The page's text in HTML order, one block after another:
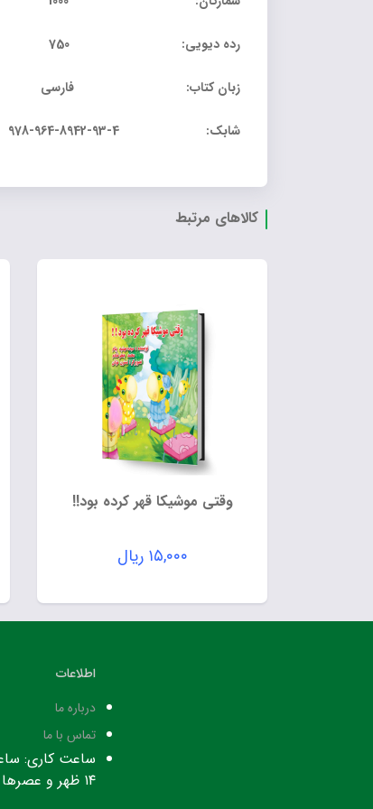
رده دیویی: 750
زبان کتاب: فارسی
شابک: 4-93-8942-964-978
کالاهای مرتبط
وقتی موشیکا قهر کرده بود!!
۱۵,۰۰۰ ریال
اطلاعات
درباره ما
تماس با ما
۱۴ ظهر و عصرها با هماهنگی قبلی